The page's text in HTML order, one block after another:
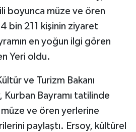
boyunca müze ve ören
bin 211 kişinin ziyaret
en yoğun ilgi gören
Yeri oldu.
ve Turizm Bakanı
Bayramı tatilinde
ve ören yerlerine
paylaştı. Ersoy, kültürel